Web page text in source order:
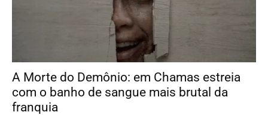
A Morte do Demônio: em Chamas estreia
com o banho de sangue mais brutal da
franquia